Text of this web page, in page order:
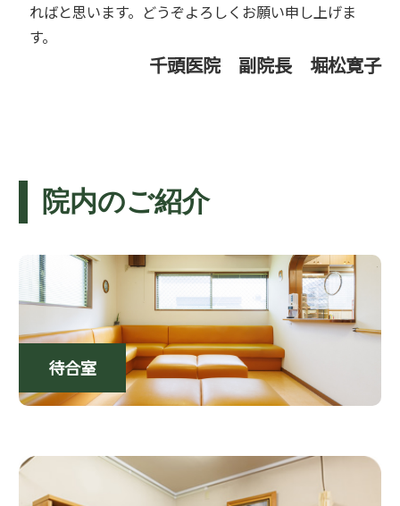
ればと思います。どうぞよろしくお願い申し上げま
す。
千頭医院 副院長 堀松寛子
院内のご紹介
待合室